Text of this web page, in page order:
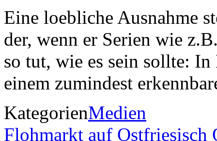
Eine loebliche Ausnahme
der, wenn er Serien wie
so tut, wie es sein sollte:
einem zumindest
KategorienMedien
Flohmarkt auf Ostfriesisch